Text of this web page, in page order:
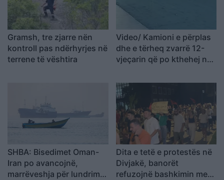
Gramsh, tre zjarre nën
kontroll pas ndërhyrjes në
terrene të vështira
Video/ Kamioni e përplas
dhe e tërheq zvarrë 12-
vjeçarin që po kthehej nga
mrekullisht
SHBA: Bisedimet Oman-
Iran po avancojnë,
marrëveshja për lundrimin
Dita e tetë e protestës në
Divjakë, banorët
refuzojnë bashkimin me